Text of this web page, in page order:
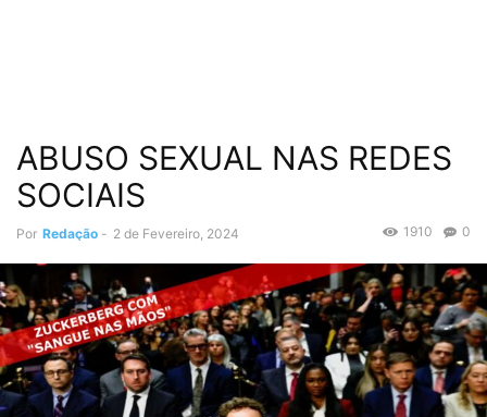
ABUSO SEXUAL NAS REDES
SOCIAIS
Por Redação - 2 de Fevereiro, 2024 0
1910